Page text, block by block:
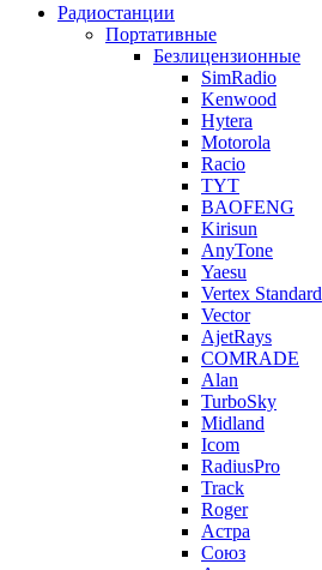
Радиостанции
Портативные
Безлицензионные
SimRadio
Kenwood
Hytera
Motorola
Racio
TYT
BAOFENG
Kirisun
AnyTone
Yaesu
Vertex Standard
Vector
AjetRays
COMRADE
Alan
TurboSky
Midland
Icom
RadiusPro
Track
Roger
Астра
Союз